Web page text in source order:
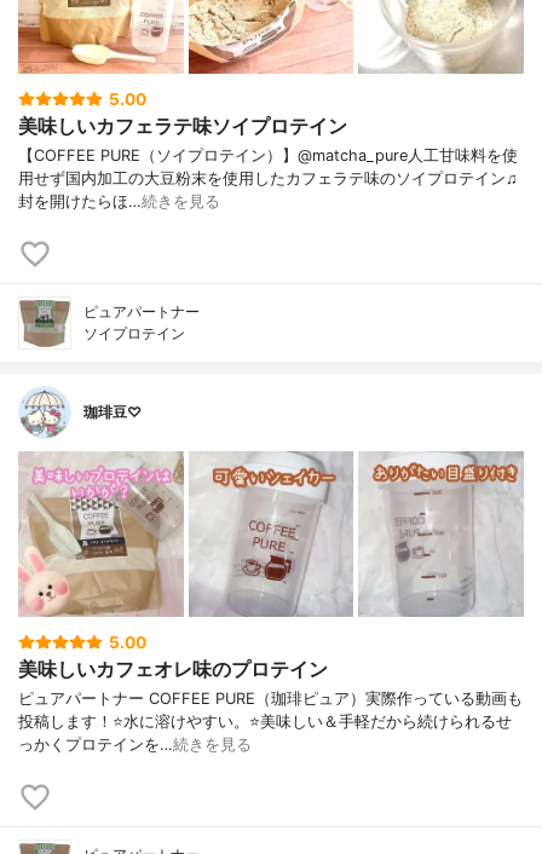
5.00
美味しいカフェラテ味ソイプロテイン
【COFFEE PURE（ソイプロテイン）】@matcha_pure人工甘味料を使
用せず国内加工の大豆粉末を使用したカフェラテ味のソイプロテイン♫
封を開けたらほ…続きを見る
ピュアパートナー
ソイプロテイン
珈琲豆♡
5.00
美味しいカフェオレ味のプロテイン
ピュアパートナー COFFEE PURE（珈琲ピュア）実際作っている動画も
投稿します！⭐️水に溶けやすい。⭐️美味しい＆手軽だから続けられるせ
っかくプロテインを…続きを見る